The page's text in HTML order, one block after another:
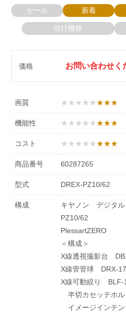
セール 新着
現行機種
価格 お問い合わせく
画質 ★★★★★
機能性 ★★★★★
コスト ★★★★★
商品番号 60287265
型式 DREX-PZ10/62
構成
キヤノン デジタ
PZ10/62
PlessartZERO
＜構成＞
X線透視撮影台
X線管管球 DRX-
X線可動絞り BLF-
半切カセッテホ
イメージインテ